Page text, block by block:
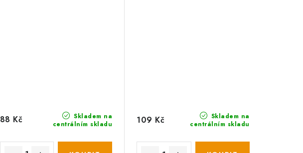
Skladem na
centrálním skladu
88 Kč
Skladem na
centrálním skladu
109 Kč